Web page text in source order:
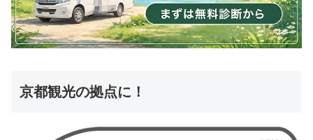
京都観光の拠点に！